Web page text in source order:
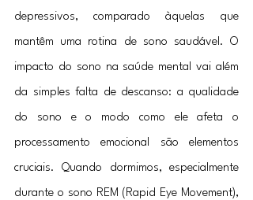
depressivos, comparado àquelas que
mantêm uma rotina de sono saudável. O
impacto do sono na saúde mental vai além
da simples falta de descanso: a qualidade
do sono e o modo como ele afeta o
processamento emocional são elementos
cruciais. Quando dormimos, especialmente
durante o sono REM (Rapid Eye Movement),